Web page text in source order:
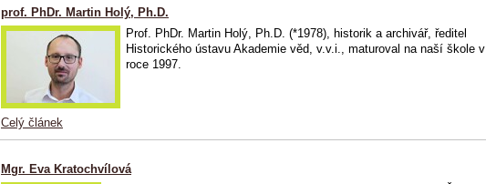
prof. PhDr. Martin Holý, Ph.D.
Prof. PhDr. Martin Holý, Ph.D. (*1978), historik a archivář, ředitel
Historického ústavu Akademie věd, v.v.i., maturoval na naší škole v
roce 1997.
Celý článek
Mgr. Eva Kratochvílová